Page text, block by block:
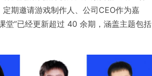
期邀请游戏制作人、公司CEO作为嘉
堂”已经更新超过 40 余期，涵盖主题包括